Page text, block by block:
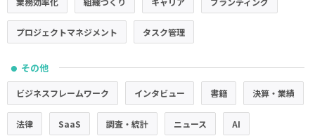
プロジェクトマネジメント タスク管理
● その他
ビジネスフレームワーク インタビュー 書籍 決算・業績
法律 SaaS 調査・統計 ニュース AI